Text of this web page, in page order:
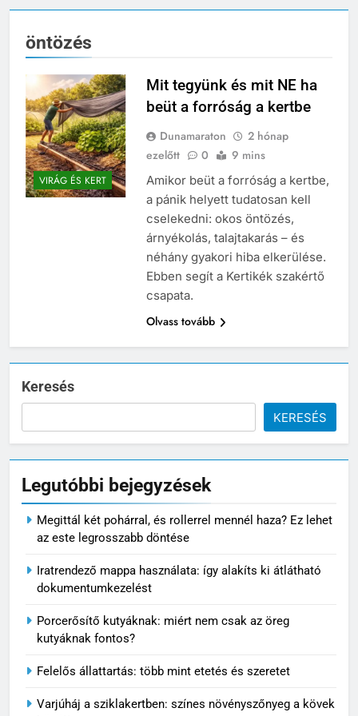
öntözés
VIRÁG ÉS KERT
Mit tegyünk és mit NE ha
beüt a forróság a kertbe
Dunamaraton
2 hónap
ezelőtt
0 9 mins
Amikor beüt a forróság a kertbe,
a pánik helyett tudatosan kell
cselekedni: okos öntözés,
árnyékolás, talajtakarás – és
néhány gyakori hiba elkerülése.
Ebben segít a Kertikék szakértő
csapata.
Olvass tovább
Keresés
KERESÉS
Legutóbbi bejegyzések
Megittál két pohárral, és rollerrel mennél haza? Ez lehet
az este legrosszabb döntése
Iratrendező mappa használata: így alakíts ki átlátható
dokumentumkezelést
Porcerősítő kutyáknak: miért nem csak az öreg
kutyáknak fontos?
Felelős állattartás: több mint etetés és szeretet
Varjúháj a sziklakertben: színes növényszőnyeg a kövek
5
növényszőnyeg a kövek között
VIRÁG ÉS KERT
6
javítani az autót?
MINDENNAPOK